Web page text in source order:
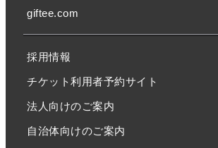
giftee.com
採用情報
チケット利用者予約サイト
法人向けのご案内
自治体向けのご案内